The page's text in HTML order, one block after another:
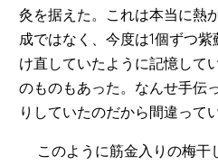
灸を据えた。これは本当に熱
成ではなく、今度は1個ずつ
け直していたように記憶して
のものもあった。なんせ手伝
りしていたのだから間違って
このように筋金入りの梅干